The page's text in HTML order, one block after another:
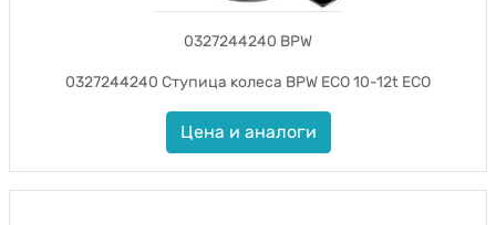
0327244240 BPW
0327244240 Ступица колеса BPW ECO 10-12t ECO
Цена и аналоги